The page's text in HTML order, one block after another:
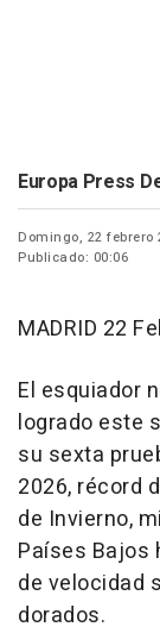
Europa Press
Domingo, 22 febrero
Publicado: 00:06
MADRID 22
El esquiador
logrado este
su sexta
2026, récord
de Invierno,
Países Bajos
de velocidad
dorados.